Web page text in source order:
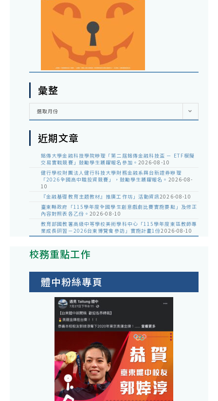
彙整
彙
選取月份
近期文章
銘傳大學金融科技學院辦理「第二屆銘傳金融科技盃 － ETF模擬
交易實戰競賽」鼓勵學生踴躍報名參加。 2026-08-10
健行學校財團法人健行科技大學財務金融系與台新證券辦理
「2026全國高中職投資競賽」，鼓勵學生踴躍報名。 2026-08-
10
『金融基礎教育主題教材』推廣工作坊」活動資訊2026-08-10
臺東縣政府「115學年度全國學生創意戲劇比賽實施要點」及修正
內容對照表各乙份。 2026-08-10
教育部國教署高級中等學校美術學科中心「115學年度東區教師專
業成長研習－2026台東博覽會參訪」實施計畫1份2026-08-10
校務重點工作
體中粉絲專頁